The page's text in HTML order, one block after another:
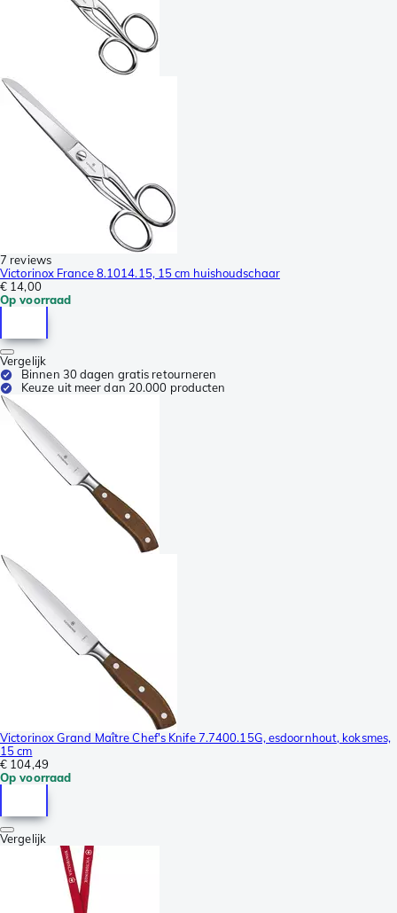
7 reviews
Victorinox France 8.1014.15, 15 cm huishoudschaar
€ 14,00
Op voorraad
Vergelijk
Binnen 30 dagen gratis retourneren
Keuze uit meer dan 20.000 producten
Victorinox Grand Maître Chef's Knife 7.7400.15G, esdoornhout, koksmes,
15 cm
€ 104,49
Op voorraad
Vergelijk